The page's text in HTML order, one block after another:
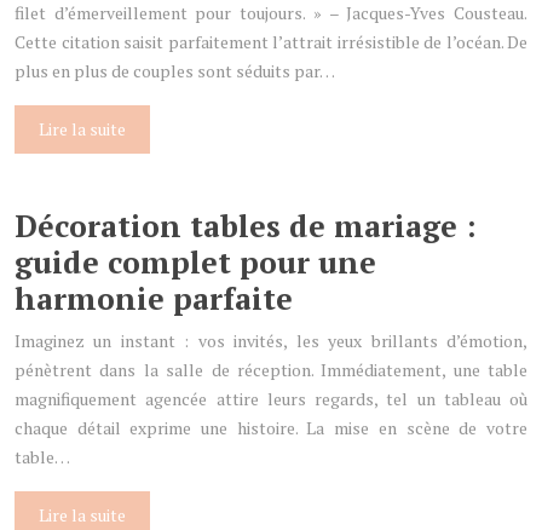
filet d’émerveillement pour toujours. » – Jacques-Yves Cousteau.
Cette citation saisit parfaitement l’attrait irrésistible de l’océan. De
plus en plus de couples sont séduits par…
Lire la suite
Décoration tables de mariage :
guide complet pour une
harmonie parfaite
Imaginez un instant : vos invités, les yeux brillants d’émotion,
pénètrent dans la salle de réception. Immédiatement, une table
magnifiquement agencée attire leurs regards, tel un tableau où
chaque détail exprime une histoire. La mise en scène de votre
table…
Lire la suite